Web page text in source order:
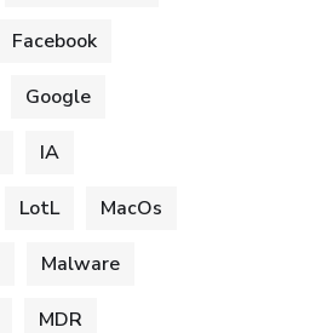
Facebook
Google
IA
LotL MacOs
Malware
MDR